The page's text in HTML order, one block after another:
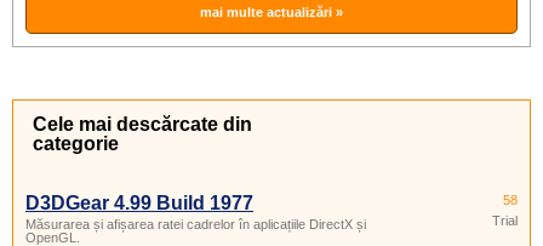
mai multe actualizări »
Cele mai descărcate din
categorie
D3DGear 4.99 Build 1977
Măsurarea și afișarea ratei cadrelor în aplicațiile DirectX și
OpenGL.
58
Trial